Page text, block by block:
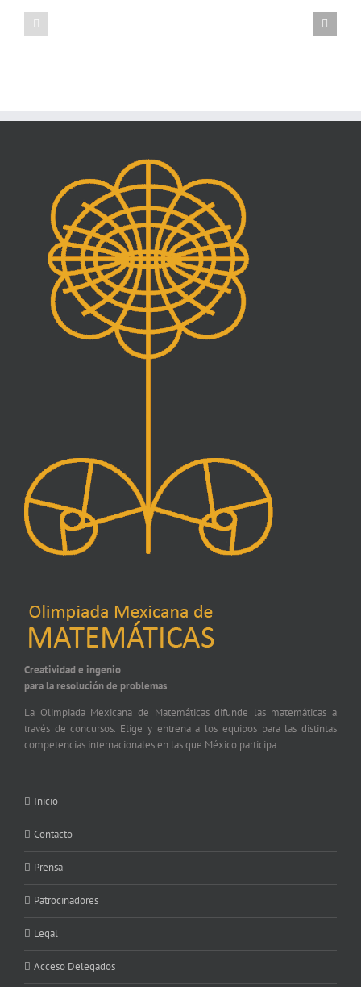
Creatividad e ingenio
para la resolución de problemas
La Olimpiada Mexicana de Matemáticas difunde las matemáticas a
través de concursos. Elige y entrena a los equipos para las distintas
competencias internacionales en las que México participa.
Inicio
Contacto
Prensa
Patrocinadores
Legal
Acceso Delegados